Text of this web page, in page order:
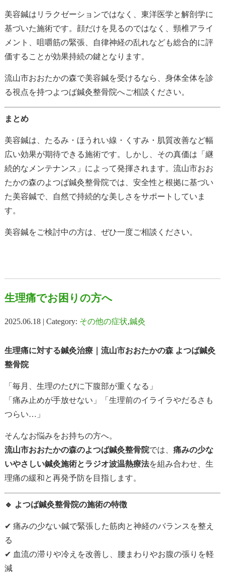
美容鍼はリラクゼーションではなく、東洋医学と解剖学に
基づいた施術です。顔だけを見るのではなく、頸椎アライ
メント、咀嚼筋の緊張、自律神経の乱れなども総合的に評
価することが効果持続の鍵となります。
流山市おおたかの森で美容鍼を受けるなら、身体全体を診
る視点を持つよつば鍼灸整骨院へご相談ください。
まとめ
美容鍼は、たるみ・ほうれい線・くすみ・肌質改善など幅
広い効果が期待できる施術です。しかし、その真価は「継
続的なメンテナンス」によって発揮されます。流山市おお
たかの森のよつば鍼灸整骨院では、安全性と根拠に基づい
た美容鍼で、自然で持続的な美しさをサポートしていま
す。
美容鍼をご検討中の方は、ぜひ一度ご相談ください。
生理痛でお困りの方へ
2025.06.18 | Category: その他の症状,鍼灸
生理痛に対する鍼灸治療｜流山市おおたかの森 よつば鍼灸
整骨院
「毎月、生理のたびに下腹部が重くなる」
「痛み止めが手放せない」「生理前のイライラやだるさも
つらい…」
そんなお悩みをお持ちの方へ。
流山市おおたかの森のよつば鍼灸整骨院では、 痛みの少な
いやさしい鍼灸施術とラジオ波温熱療法を組み合わせ、生
理痛の緩和と再発予防を目指します。
🔹 よつば鍼灸整骨院の施術の特徴
✔ 痛みの少ない鍼で緊張した筋肉と神経のバランスを整え
る
✔ 血流の滞りや冷えを改善し、腰まわりやお腹の張りを軽
減